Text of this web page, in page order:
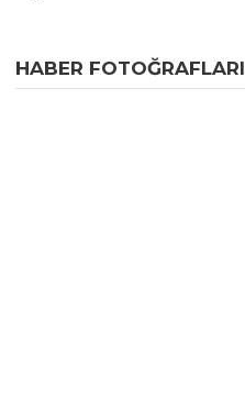
HABER FOTOĞRAFLARI